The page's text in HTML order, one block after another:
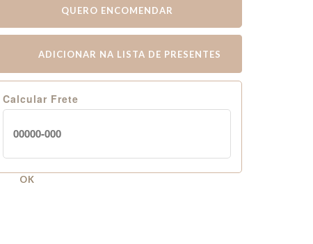
QUERO ENCOMENDAR
ADICIONAR NA LISTA DE PRESENTES
Calcular Frete
OK